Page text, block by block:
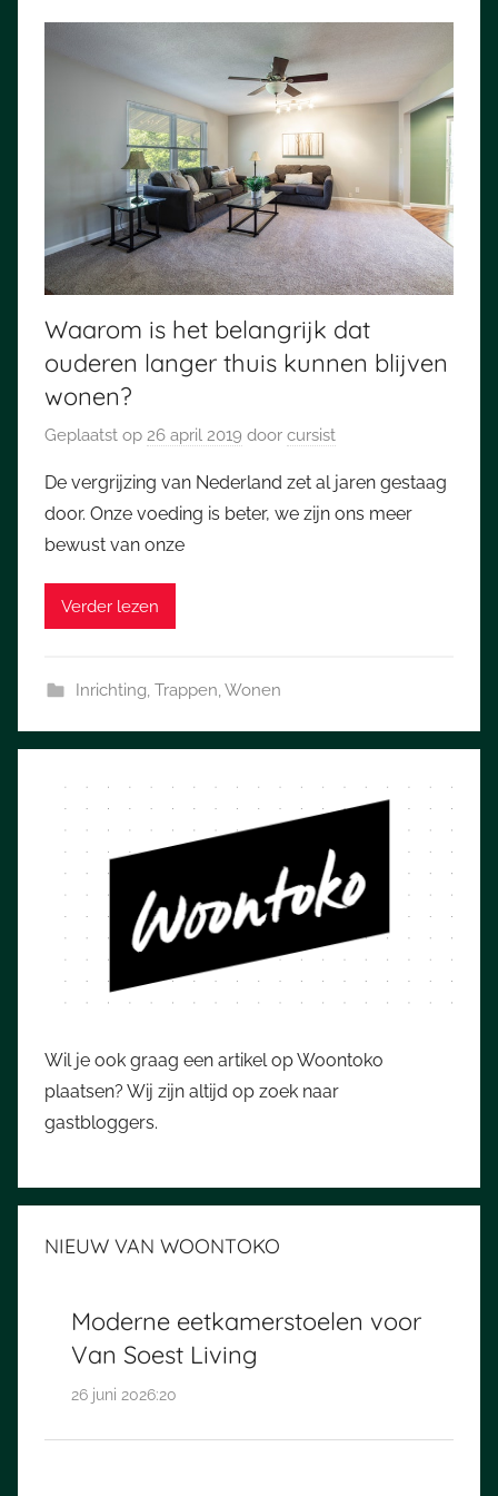
Waarom is het belangrijk dat
ouderen langer thuis kunnen blijven
wonen?
Geplaatst op 26 april 2019 door cursist
De vergrijzing van Nederland zet al jaren gestaag
door. Onze voeding is beter, we zijn ons meer
bewust van onze
Verder lezen
Inrichting, Trappen,Wonen
Wil je ook graag een artikel op Woontoko
plaatsen? Wij zijn altijd op zoek naar
gastbloggers.
NIEUW VAN WOONTOKO
Moderne eetkamerstoelen voor
Van Soest Living
26 juni 2026:20